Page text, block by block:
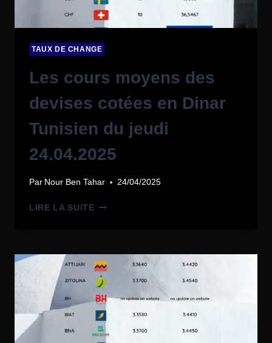
TAUX DE CHANGE
Les cours moyens des
devises cotées en Dinar
Tunisien du jeudi
24.04.2025
Par Nour Ben Tahar 24/04/2025
LIRE LA SUITE